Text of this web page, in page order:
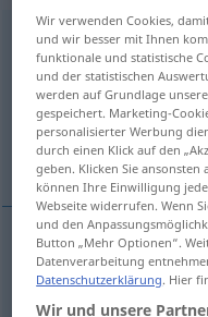
übergeben
Übersicht aller
(Für mehr Details die
predati
predati(-davati)
Wir verwenden Cookies,
und wir besser mit Ihnen
funktionale und statistische
und der statistischen
werden auf Grundlage
gespeichert. Marketing-
personalisierter Werbung
durch einen Klick auf den
geben. Klicken Sie
können Ihre Einwilligung
Webseite widerrufen. Wenn
und den
Button „Mehr Optionen“.
Datenverarbeitung
Datenschutzerklärung. Hier
Wir und unsere